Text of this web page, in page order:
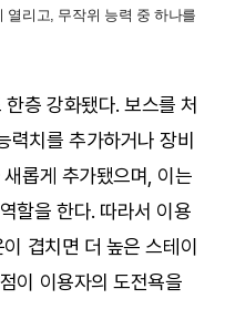
열리고, 무작위 능력 중 하나를
층 강화됐다. 보스를 처
력치를 추가하거나 장비
롭게 추가됐으며, 이는
할을 한다. 따라서 이용
겹치면 더 높은 스테이
이 이용자의 도전욕을